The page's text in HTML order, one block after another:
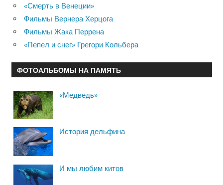
«Смерть в Венеции»
Фильмы Вернера Херцога
Фильмы Жака Перрена
«Пепел и снег» Грегори Кольбера
ФОТОАЛЬБОМЫ НА ПАМЯТЬ
«Медведь»
История дельфина
И мы любим китов